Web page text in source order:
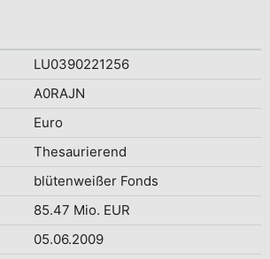
LU0390221256
A0RAJN
Euro
Thesaurierend
blütenweißer Fonds
85.47 Mio. EUR
05.06.2009